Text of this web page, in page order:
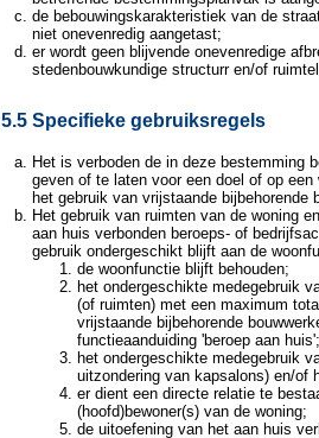
de bebouwingskarakteristiek van de
niet onevenredig aangetast;
er wordt geen blijvende onevenredige
stedenbouwkundige structurr en/of
5.5 Specifieke gebruiksregels
Het is verboden de in deze bestemming
geven of te laten voor een doel of op
het gebruik van vrijstaande
Het gebruik van ruimten van de woning
aan huis verbonden beroeps- of
gebruik ondergeschikt blijft aan de
de woonfunctie blijft behouden;
het ondergeschikte medegebruik
(of ruimten) met een maximum
vrijstaande bijbehorende
functieaanduiding 'beroep aan
het ondergeschikte medegebruik
uitzondering van kapsalons) en/of
er dient een directe relatie te
(hoofd)bewoner(s) van de woning;
de uitoefening van het aan huis